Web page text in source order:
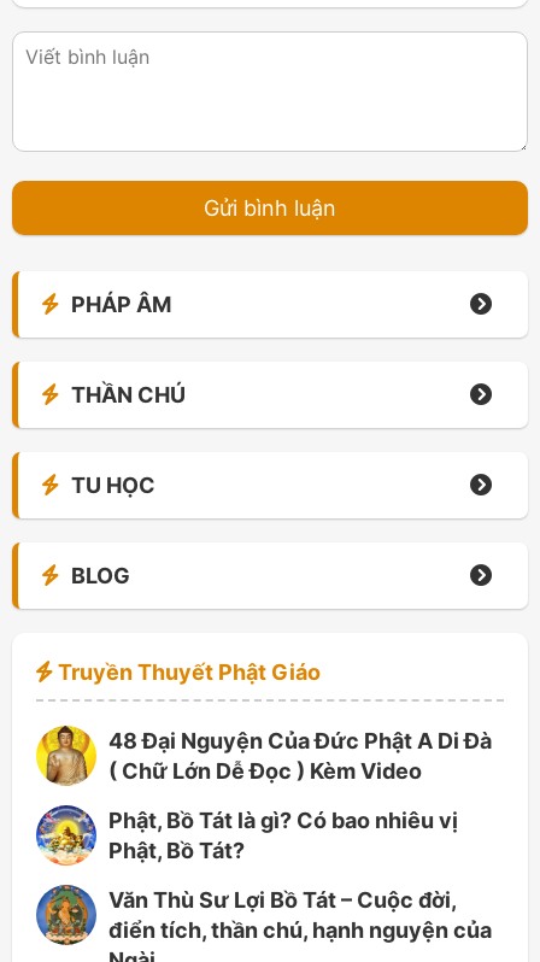
PHÁP ÂM
THẦN CHÚ
TU HỌC
BLOG
Truyền Thuyết Phật Giáo
48 Đại Nguyện Của Đức Phật A Di Đà
( Chữ Lớn Dễ Đọc ) Kèm Video
Phật, Bồ Tát là gì? Có bao nhiêu vị
Phật, Bồ Tát?
Văn Thù Sư Lợi Bồ Tát – Cuộc đời,
điển tích, thần chú, hạnh nguyện của